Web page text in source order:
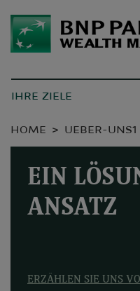
IHRE ZIELE
HOME UEBER-UNS1
EIN
ANSATZ
ERZÄHLEN SIE UNS